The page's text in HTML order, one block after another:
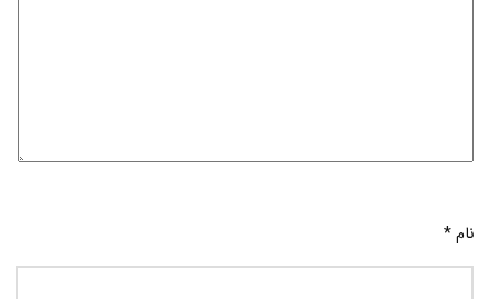
نام*